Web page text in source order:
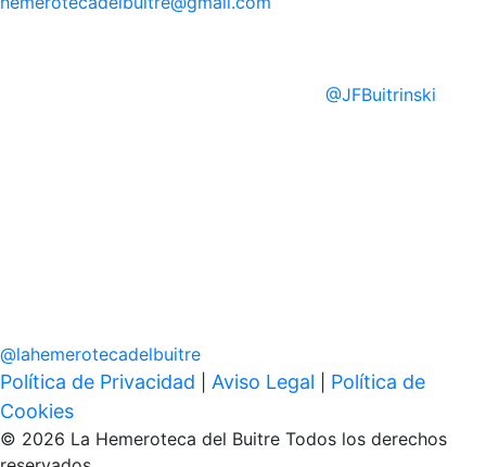
@JFBuitrinski
@lahemerotecadelbuitre
Política de Privacidad Aviso Legal
Política de
Cookies
© 2026 La Hemeroteca del Buitre Todos los derechos